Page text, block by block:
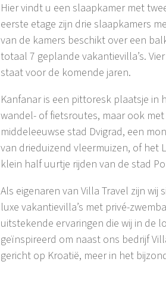
Hier vindt u een slaapkamer met
eerste etage zijn drie slaapkamers
van de kamers beschikt over een
totaal 7 geplande vakantievilla’s.
staat voor de komende jaren.
Kanfanar is een pittoresk plaatsje in
wandel- of fietsroutes, maar ook
middeleeuwse stad Dvigrad, een
van drieduizend vleermuizen, of het
klein half uurtje rijden van de stad
Als eigenaren van Villa Travel zijn
luxe vakantievilla’s met privé-
uitstekende ervaringen die wij in de
geïnspireerd om naast ons bedrijf
gericht op Kroatië, meer in het